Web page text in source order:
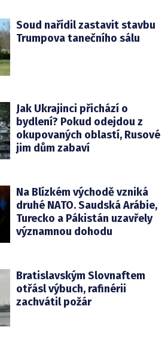
Soud nařídil zastavit stavbu
Trumpova tanečního sálu
Jak Ukrajinci přichází o
bydlení? Pokud odejdou z
okupovaných oblastí, Rusové
jim dům zabaví
Na Blízkém východě vzniká
druhé NATO. Saudská Arábie,
Turecko a Pákistán uzavřely
významnou dohodu
Bratislavským Slovnaftem
otřásl výbuch, rafinérii
zachvátil požár